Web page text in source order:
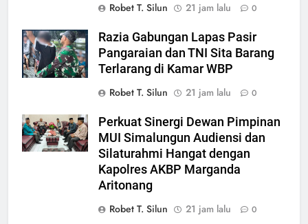
Robet T. Silun
21 jam lalu 0
Razia Gabungan Lapas Pasir
Pangaraian dan TNI Sita Barang
Terlarang di Kamar WBP
Robet T. Silun
21 jam lalu 0
Perkuat Sinergi Dewan Pimpinan
MUI Simalungun Audiensi dan
Silaturahmi Hangat dengan
Kapolres AKBP Marganda
Aritonang
Robet T. Silun
21 jam lalu 0